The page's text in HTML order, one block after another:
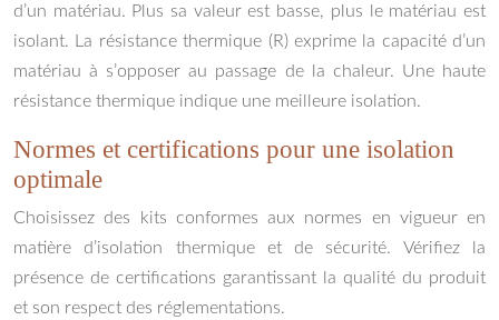
d’un matériau. Plus sa valeur est basse, plus le matériau est
isolant. La résistance thermique (R) exprime la capacité d’un
matériau à s’opposer au passage de la chaleur. Une haute
résistance thermique indique une meilleure isolation.
Normes et certifications pour une isolation
optimale
Choisissez des kits conformes aux normes en vigueur en
matière d’isolation thermique et de sécurité. Vérifiez la
présence de certifications garantissant la qualité du produit
et son respect des réglementations.